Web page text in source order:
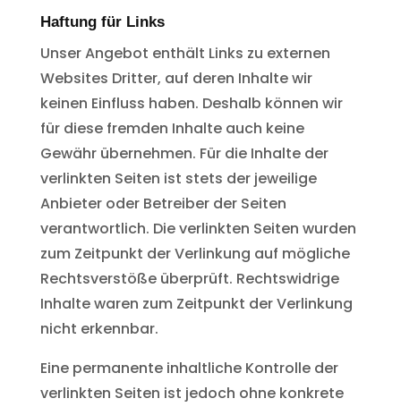
Haftung für Links
Unser Angebot enthält Links zu externen
Websites Dritter, auf deren Inhalte wir
keinen Einfluss haben. Deshalb können wir
für diese fremden Inhalte auch keine
Gewähr übernehmen. Für die Inhalte der
verlinkten Seiten ist stets der jeweilige
Anbieter oder Betreiber der Seiten
verantwortlich. Die verlinkten Seiten wurden
zum Zeitpunkt der Verlinkung auf mögliche
Rechtsverstöße überprüft. Rechtswidrige
Inhalte waren zum Zeitpunkt der Verlinkung
nicht erkennbar.
Eine permanente inhaltliche Kontrolle der
verlinkten Seiten ist jedoch ohne konkrete